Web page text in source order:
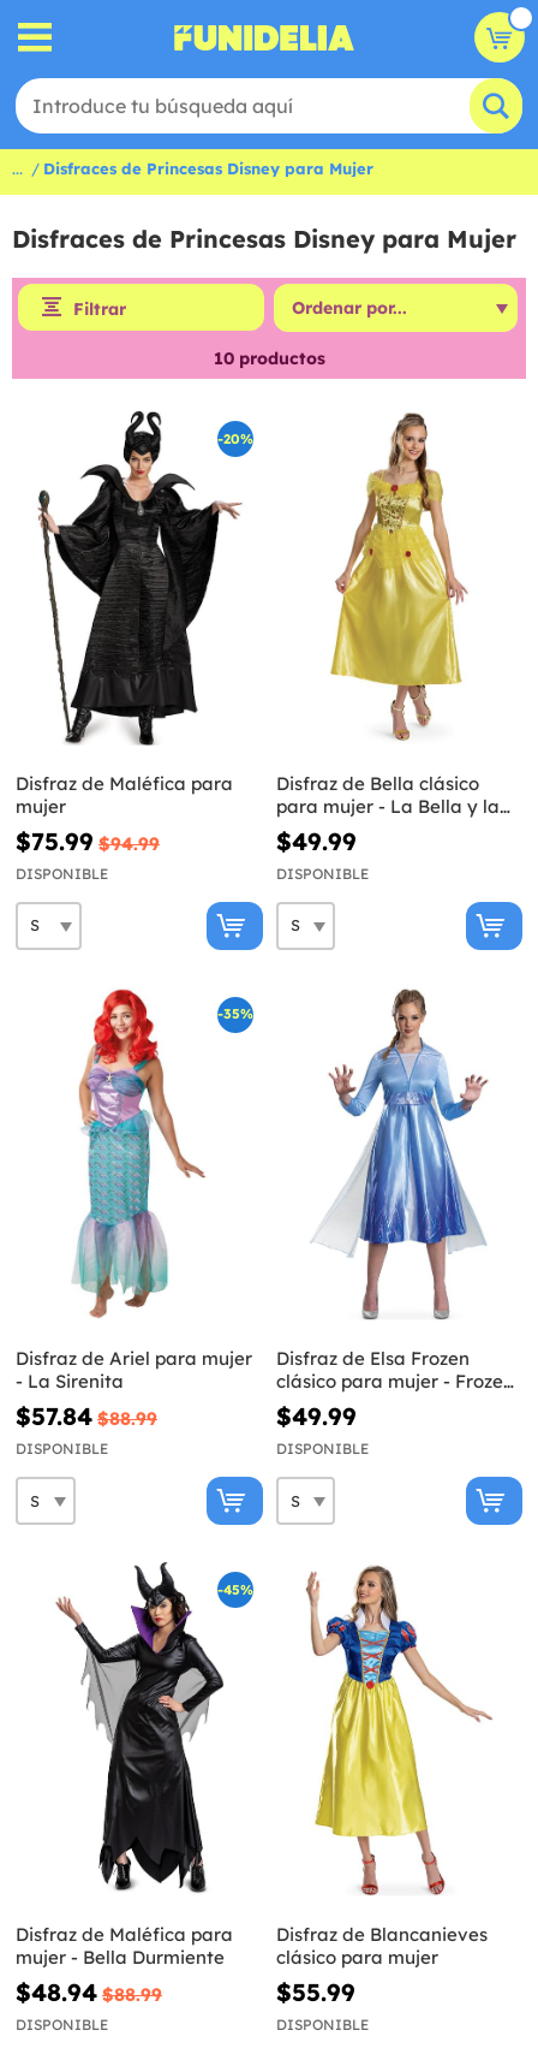
... Disfraces de Princesas Disney para Mujer
Disfraces de Princesas Disney para Mujer
Filtrar
10productos
-20%
Disfraz de Maléfica para
mujer
$75.99 $94.99
DISPONIBLE
Disfraz de Bella clásico
para mujer - La Bella y la
Bestia
$49.99
DISPONIBLE
-35%
Disfraz de Ariel para mujer
- La Sirenita
$57.84 $88.99
DISPONIBLE
Disfraz de Elsa Frozen
clásico para mujer - Frozen
II
$49.99
DISPONIBLE
-45%
Disfraz de Maléfica para
mujer - Bella Durmiente
$48.94 $88.99
DISPONIBLE
Disfraz de Blancanieves
clásico para mujer
$55.99
DISPONIBLE